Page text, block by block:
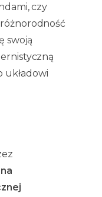
czy
swoją
układowi